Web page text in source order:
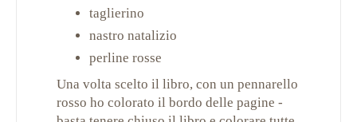
taglierino
nastro natalizio
perline rosse
Una volta scelto il libro, con un pennarello
rosso ho colorato il bordo delle pagine -